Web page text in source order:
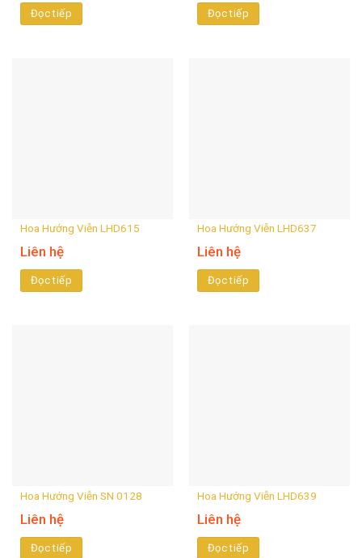
Đọc tiếp Đọc tiếp
Hoa Hướng Viễn LHD615
Liên hệ
Đọc tiếp
Hoa Hướng Viễn LHD637
Liên hệ
Đọc tiếp
Hoa Hướng Viễn SN 0128
Liên hệ
Đọc tiếp
Hoa Hướng Viễn LHD639
Liên hệ
Đọc tiếp